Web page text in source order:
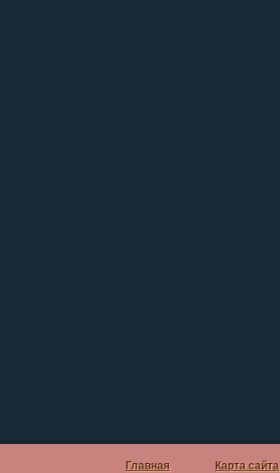
Карта сайта
Главная